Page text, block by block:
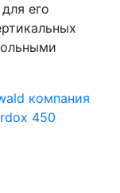
его
компания
450